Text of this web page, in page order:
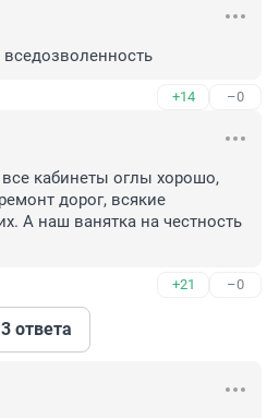
+14 –0
все кабинеты оглы хорошо,
дорог, всякие
А наш ванятка на честность
+21 –0
ответа